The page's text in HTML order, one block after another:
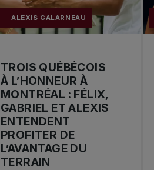
ALEXIS GALARNEAU
TROIS QUÉBÉCOIS
À L’HONNEUR À
MONTRÉAL : FÉLIX,
GABRIEL ET ALEXIS
ENTENDENT
PROFITER DE
L’AVANTAGE DU
TERRAIN